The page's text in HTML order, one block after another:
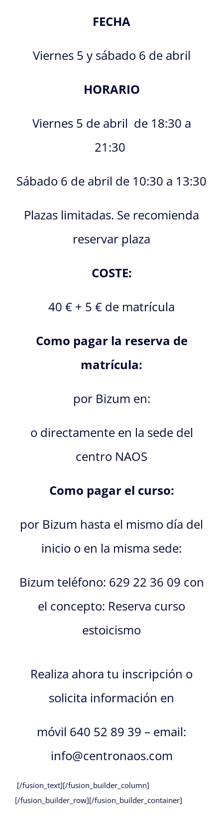
FECHA
Viernes 5 y sábado 6 de abril
HORARIO
Viernes 5 de abril de 18:30 a
21:30
Sábado 6 de abril de 10:30 a 13:30
Plazas limitadas. Se recomienda
reservar plaza
COSTE:
40 € + 5 € de matrícula
Como pagar la reserva de
matrícula:
por Bizum en:
o directamente en la sede del
centro NAOS
Como pagar el curso:
por Bizum hasta el mismo día del
inicio o en la misma sede:
Bizum teléfono: 629 22 36 09 con
el concepto: Reserva curso
estoicismo
Realiza ahora tu inscripción o
solicita información en
móvil 640 52 89 39 – email:
info@centronaos.com
[/fusion_text][/fusion_builder_column]
[/fusion_builder_row][/fusion_builder_container]